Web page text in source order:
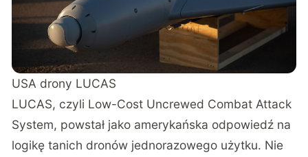
USA drony LUCAS
LUCAS, czyli Low-Cost Uncrewed Combat Attack
System, powstał jako amerykańska odpowiedź na
logikę tanich dronów jednorazowego użytku. Nie